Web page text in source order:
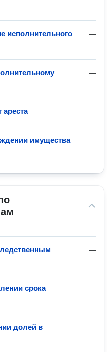
—
исполнительного
—
—
—
имущества
—
—
срока
—
долей в